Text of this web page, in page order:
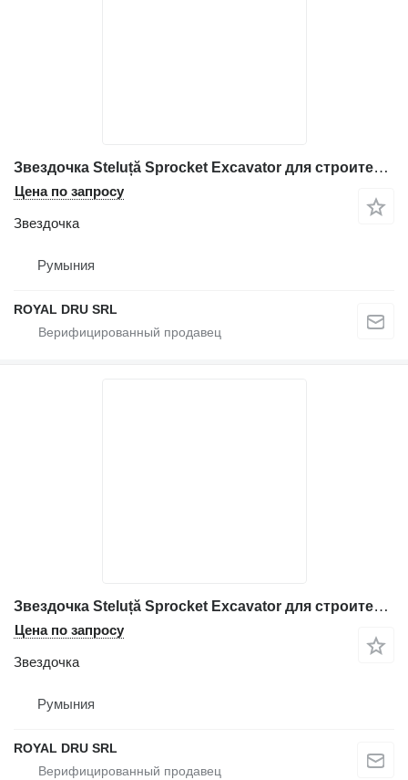
Звездочка Steluță Sprocket Excavator для строительной техники Volvo
Цена по запросу
Звездочка
Румыния
ROYAL DRU SRL
Звездочка Steluță Sprocket Excavator для строительной техники Volvo 12 dinți
Цена по запросу
Звездочка
Румыния
ROYAL DRU SRL